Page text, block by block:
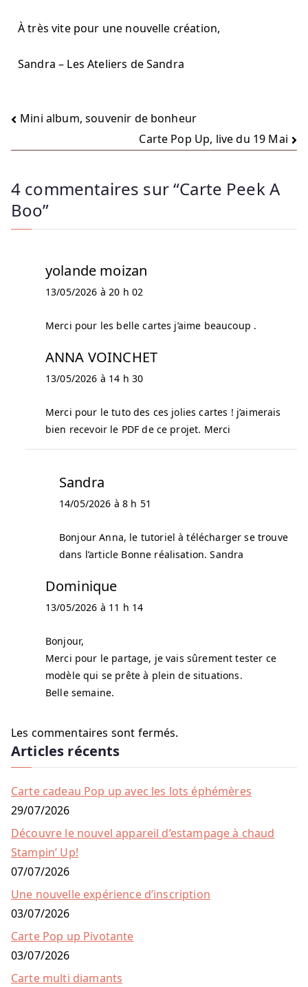
À très vite pour une nouvelle création,
Sandra – Les Ateliers de Sandra
Mini album, souvenir de bonheur
Carte Pop Up, live du 19 Mai
4 commentaires sur “Carte Peek A
Boo”
yolande moizan
13/05/2026 à 20 h 02
Merci pour les belle cartes j’aime beaucoup .
ANNA VOINCHET
13/05/2026 à 14 h 30
Merci pour le tuto des ces jolies cartes ! j’aimerais
bien recevoir le PDF de ce projet. Merci
Sandra
14/05/2026 à 8 h 51
Bonjour Anna, le tutoriel à télécharger se trouve
dans l’article Bonne réalisation. Sandra
Dominique
13/05/2026 à 11 h 14
Bonjour,
Merci pour le partage, je vais sûrement tester ce
modèle qui se prête à plein de situations.
Belle semaine.
Les commentaires sont fermés.
Articles récents
Carte cadeau Pop up avec les lots éphémères
29/07/2026
Découvre le nouvel appareil d’estampage à chaud
Stampin’ Up!
07/07/2026
Une nouvelle expérience d’inscription
03/07/2026
Carte Pop up Pivotante
03/07/2026
Carte multi diamants